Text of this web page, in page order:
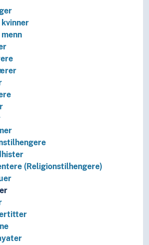
(Religionstilhengere)